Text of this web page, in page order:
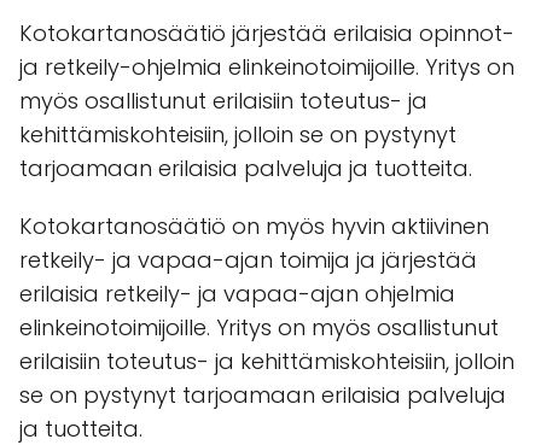
Kotokartanosäätiö järjestää erilaisia opinnot-
ja retkeily-ohjelmia elinkeinotoimijoille. Yritys on
myös osallistunut erilaisiin toteutus- ja
kehittämiskohteisiin, jolloin se on pystynyt
tarjoamaan erilaisia palveluja ja tuotteita.
Kotokartanosäätiö on myös hyvin aktiivinen
retkeily- ja vapaa-ajan toimija ja järjestää
erilaisia retkeily- ja vapaa-ajan ohjelmia
elinkeinotoimijoille. Yritys on myös osallistunut
erilaisiin toteutus- ja kehittämiskohteisiin, jolloin
se on pystynyt tarjoamaan erilaisia palveluja
ja tuotteita.